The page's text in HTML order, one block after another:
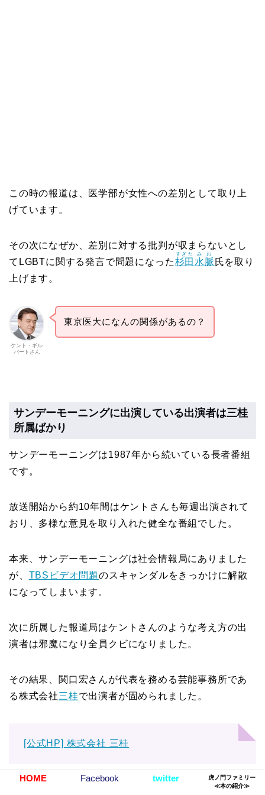
この時の報道は、医学部が女性への差別として取り上
げています。
その次になぜか、差別に対する批判が収まらないとし
てLGBTに関する発言で問題になった杉田
すぎた
水脈
みお
氏を取り
上げます。
ケント・ギル
バートさん
東京医大になんの関係があるの？
サンデーモーニングに出演している出演者は三桂
所属ばかり
サンデーモーニングは1987年から続いている長者番組
です。
放送開始から約10年間はケントさんも毎週出演されて
おり、多様な意見を取り入れた健全な番組でした。
本来、サンデーモーニングは社会情報局にありました
が、 TBSビデオ問題のスキャンダルをきっかけに解散
になってしまいます。
次に所属した報道局はケントさんのような考え方の出
演者は邪魔になり全員クビになりました。
その結果、関口宏さんが代表を務める芸能事務所であ
る株式会社三桂で出演者が固められました。
[公式HP] 株式会社 三桂
HOME Facebook twitter
虎ノ門ファミリー
≪本の紹介≫